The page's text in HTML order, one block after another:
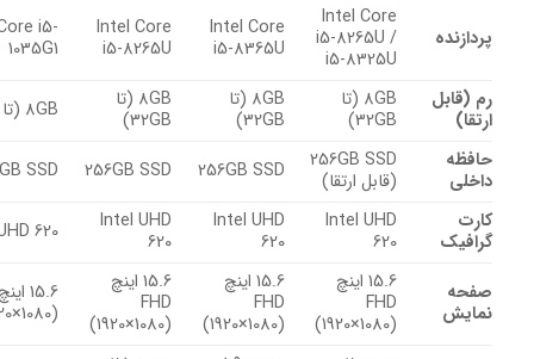
i5-8265U /
Intel Core
i5-8365U
Intel Core
i5-8265U
Intel Core i5-
1035G1
8GB (تا
32GB)
32GB)
32GB)
8GB (تا 16GB)
256GB SSD
(قابل ارتقا) 256GB SSD
256GB SSD
512GB SSD
Intel UHD
620
Intel UHD
Intel UHD
Intel UHD 620
FHD
(1920×1080)
15.6 اینچ
FHD
(1920×1080)
(1920×1080)
15.6 اینچ FHD
(1920×1080)